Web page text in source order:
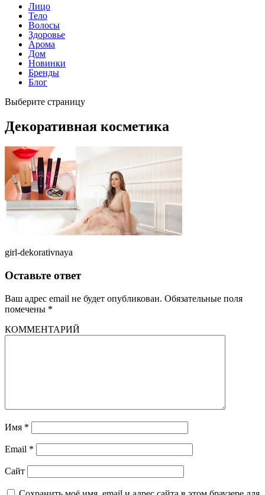
Лицо
Тело
Волосы
Здоровье
Арома
Дом
Новинки
Бренды
Блог
Выберите страницу
Декоративная косметика
girl-dekorativnaya
Оставьте ответ
Ваш адрес email не будет опубликован. Обязательные поля
помечены *
КОММЕНТАРИЙ
Имя *
Email *
Сайт